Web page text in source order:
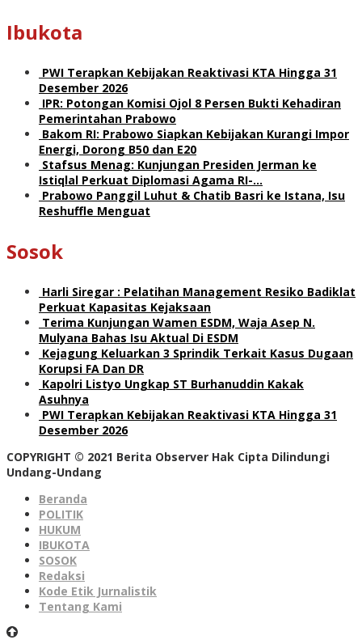
Ibukota
PWI Terapkan Kebijakan Reaktivasi KTA Hingga 31
Desember 2026
IPR: Potongan Komisi Ojol 8 Persen Bukti Kehadiran
Pemerintahan Prabowo
Bakom RI: Prabowo Siapkan Kebijakan Kurangi Impor
Energi, Dorong B50 dan E20
Stafsus Menag: Kunjungan Presiden Jerman ke
Istiqlal Perkuat Diplomasi Agama RI-…
Prabowo Panggil Luhut & Chatib Basri ke Istana, Isu
Reshuffle Menguat
Sosok
Harli Siregar : Pelatihan Management Resiko Badiklat
Perkuat Kapasitas Kejaksaan
Terima Kunjungan Wamen ESDM, Waja Asep N.
Mulyana Bahas Isu Aktual Di ESDM
Kejagung Keluarkan 3 Sprindik Terkait Kasus Dugaan
Korupsi FA Dan DR
Kapolri Listyo Ungkap ST Burhanuddin Kakak
Asuhnya
PWI Terapkan Kebijakan Reaktivasi KTA Hingga 31
Desember 2026
COPYRIGHT © 2021 Berita Observer Hak Cipta Dilindungi
Undang-Undang
Beranda
POLITIK
HUKUM
IBUKOTA
SOSOK
Redaksi
Kode Etik Jurnalistik
Tentang Kami